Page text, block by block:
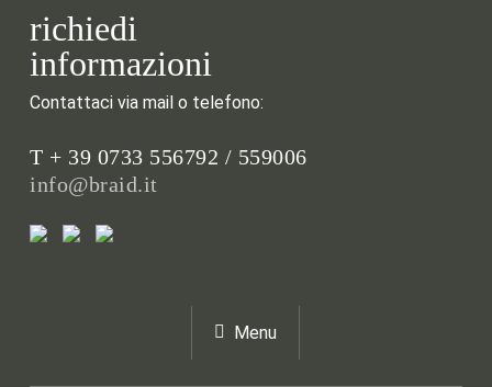
richiedi
informazioni
Contattaci via mail o telefono:
T + 39 0733 556792 / 559006
info@braid.it
Menu